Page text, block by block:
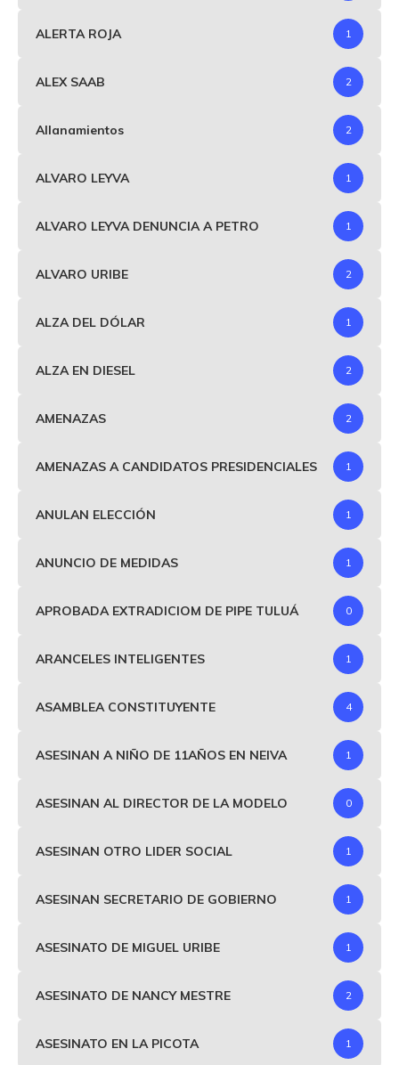
ALERTA ROJA 1
ALEX SAAB 2
Allanamientos 2
ALVARO LEYVA 1
ALVARO LEYVA DENUNCIA A PETRO 1
ALVARO URIBE 2
ALZA DEL DÓLAR 1
ALZA EN DIESEL 2
AMENAZAS 2
AMENAZAS A CANDIDATOS PRESIDENCIALES 1
ANULAN ELECCIÓN 1
ANUNCIO DE MEDIDAS 1
APROBADA EXTRADICIOM DE PIPE TULUÁ 0
ARANCELES INTELIGENTES 1
ASAMBLEA CONSTITUYENTE 4
ASESINAN A NIÑO DE 11AÑOS EN NEIVA 1
ASESINAN AL DIRECTOR DE LA MODELO 0
ASESINAN OTRO LIDER SOCIAL 1
ASESINAN SECRETARIO DE GOBIERNO 1
ASESINATO DE MIGUEL URIBE 1
ASESINATO DE NANCY MESTRE 2
ASESINATO EN LA PICOTA 1